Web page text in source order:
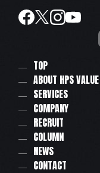
TOP
ABOUT HPS VALUE
SERVICES
COMPANY
RECRUIT
COLUMN
NEWS
CONTACT